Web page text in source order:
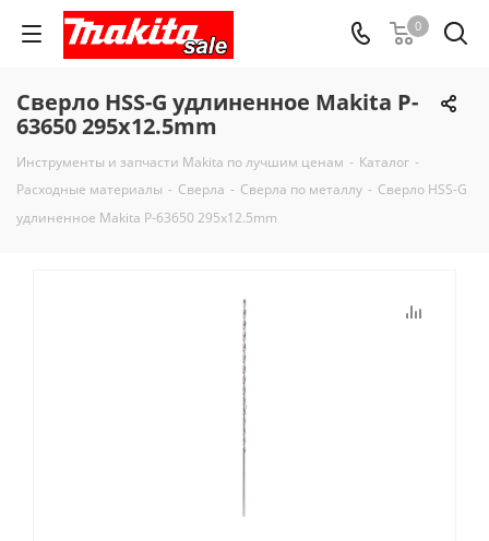
0
Сверло HSS-G удлиненное Makita P-
63650 295x12.5mm
Инструменты и запчасти Makita по лучшим ценам - Каталог -
Расходные материалы - Сверла - Сверла по металлу - Сверло HSS-G
удлиненное Makita P-63650 295x12.5mm